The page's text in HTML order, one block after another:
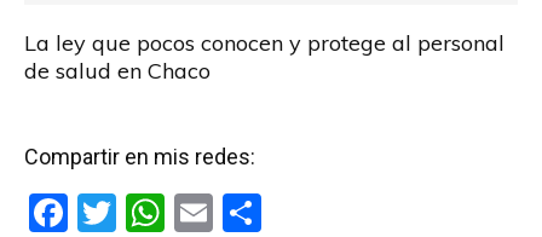
La ley que pocos conocen y protege al personal
de salud en Chaco
Compartir en mis redes:
F
T
W E